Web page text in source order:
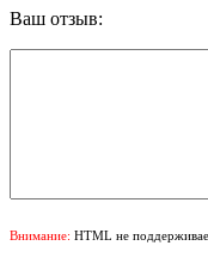
Ваш отзыв:
Внимание: HTML не